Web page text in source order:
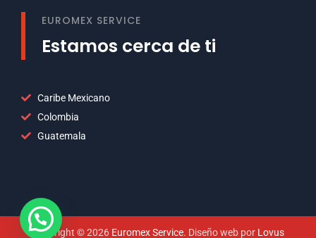
EUROMEX SERVICE
Estamos cerca de ti
Caribe Mexicano
Colombia
Guatemala
Copyright © 2026 Euromex Service. Diseño web por Lovus